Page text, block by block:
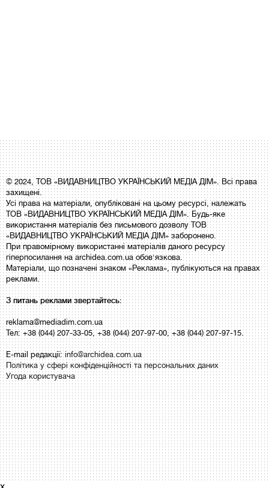
© 2024, ТОВ «ВИДАВНИЦТВО УКРАЇНСЬКИЙ МЕДІА ДІМ». Всі права
захищені.
Усі права на матеріали, опубліковані на цьому ресурсі, належать
ТОВ «ВИДАВНИЦТВО УКРАЇНСЬКИЙ МЕДІА ДІМ». Будь-яке
використання матеріалів без письмового дозволу ТОВ
«ВИДАВНИЦТВО УКРАЇНСЬКИЙ МЕДІА ДІМ» заборонено.
При правомірному використанні матеріалів даного ресурсу
гіперпосилання на archidea.com.ua обов'язкова.
Матеріали, що позначені знаком «Реклама», публікуються на правах
реклами.
З питань реклами звертайтесь:
reklama@mediadim.com.ua
Тел: +38 (044) 207-33-05, +38 (044) 207-97-00, +38 (044) 207-97-15.
E-mail редакції:info@archidea.com.ua
Політика у сфері конфіденційності та персональних даних
Угода користувача